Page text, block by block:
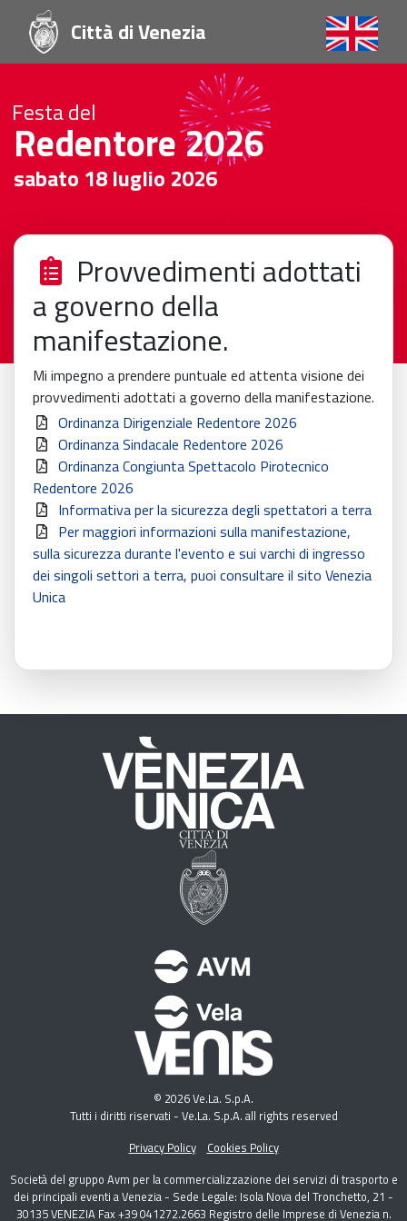
Città di Venezia
Festa del
Redentore 2026
sabato 18 luglio 2026
Provvedimenti adottati
a governo della
manifestazione.
Mi impegno a prendere puntuale ed attenta visione dei
provvedimenti adottati a governo della manifestazione.
Ordinanza Dirigenziale Redentore 2026
Ordinanza Sindacale Redentore 2026
Ordinanza Congiunta Spettacolo Pirotecnico
Redentore 2026
Informativa per la sicurezza degli spettatori a terra
Per maggiori informazioni sulla manifestazione,
sulla sicurezza durante l'evento e sui varchi di ingresso
dei singoli settori a terra, puoi consultare il sito Venezia
Unica
© 2026 Ve.La. S.p.A.
Tutti i diritti riservati - Ve.La. S.p.A. all rights reserved
Privacy Policy
Cookies Policy
Società del gruppo Avm per la commercializzazione dei servizi di trasporto e
dei principali eventi a Venezia - Sede Legale: Isola Nova del Tronchetto, 21 -
30135 VENEZIA Fax +39 041272.2663 Registro delle Imprese di Venezia n.